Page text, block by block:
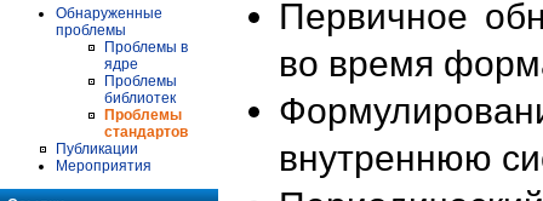
Обнаруженные
проблемы
Проблемы в
ядре
Проблемы
библиотек
Проблемы
стандартов
Публикации
Мероприятия
Первичное
во время
внутреннюю